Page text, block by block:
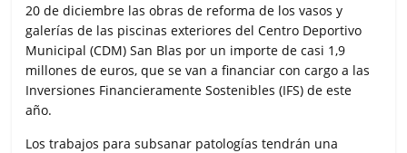
20 de diciembre las obras de reforma de los vasos y
galerías de las piscinas exteriores del Centro Deportivo
Municipal (CDM) San Blas por un importe de casi 1,9
millones de euros, que se van a financiar con cargo a las
Inversiones Financieramente Sostenibles (IFS) de este
año.
Los trabajos para subsanar patologías tendrán una